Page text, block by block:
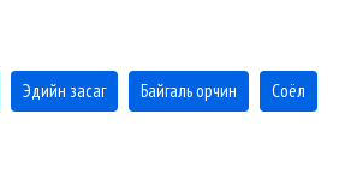
Эдийн засаг Байгаль орчин Соёл